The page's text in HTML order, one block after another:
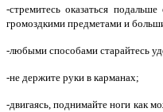
-стремитесь оказаться
громоздкими предметами и
-любыми способами старайтесь
-не держите руки в карманах;
-двигаясь, поднимайте ноги как